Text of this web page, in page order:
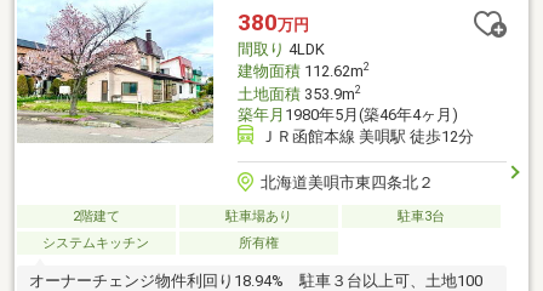
確保しているため、使いやすい間取りとなっています。庭も付い
ているため家庭菜園やバーベキューなどもできます
380万円
間取り 4LDK
建物面積112.62m2
土地面積353.9m2
築年月 1980年5月(築46年4ヶ月)
ＪＲ函館本線 美唄駅 徒歩12分
北海道美唄市東四条北２
2階建て 駐車場あり
駐車3台
システムキッチン
所有権
オーナーチェンジ物件利回り18.94% 駐車３台以上可、土地100